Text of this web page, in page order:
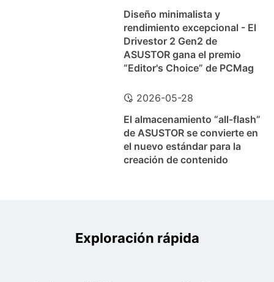
Diseño minimalista y
rendimiento excepcional - El
Drivestor 2 Gen2 de
ASUSTOR gana el premio
“Editor's Choice” de PCMag
2026-05-28
El almacenamiento “all-flash”
de ASUSTOR se convierte en
el nuevo estándar para la
creación de contenido
Exploración rápida